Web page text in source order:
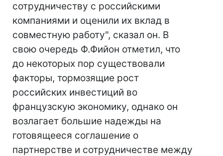
сотрудничеству с российскими
компаниями и оценили их вклад в
совместную работу", сказал он. В
свою очередь Ф.Фийон отметил, что
до некоторых пор существовали
факторы, тормозящие рост
российских инвестиций во
французскую экономику, однако он
возлагает большие надежды на
готовящееся соглашение о
партнерстве и сотрудничестве между